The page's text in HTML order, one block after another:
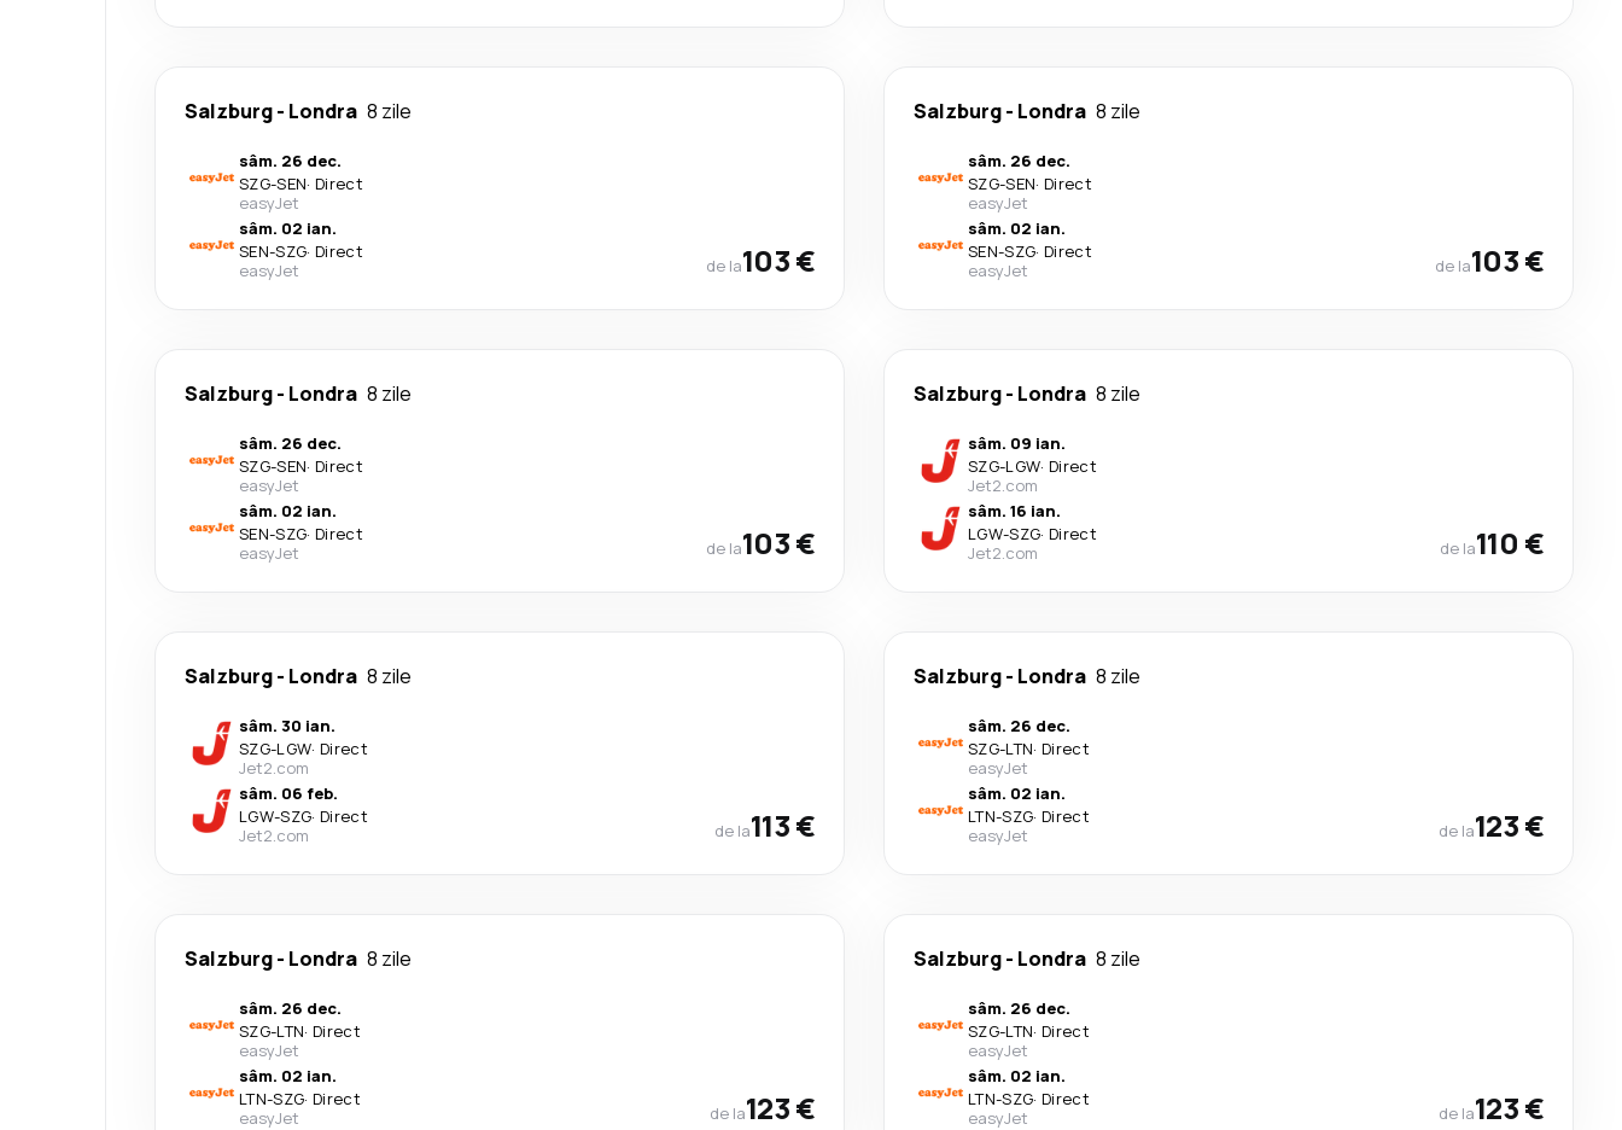
Salzburg- Londra 8 zile
sâm. 26 dec.
SZG-SEN· Direct
easyJet
sâm. 02 ian.
SEN-SZG· Direct
easyJet
de la103 €
Salzburg- Londra 8 zile
sâm. 26 dec.
SZG-SEN· Direct
easyJet
sâm. 02 ian.
SEN-SZG· Direct
easyJet
de la103 €
Salzburg- Londra 8 zile
sâm. 26 dec.
SZG-SEN· Direct
easyJet
sâm. 02 ian.
SEN-SZG· Direct
easyJet
de la103 €
Salzburg- Londra 8 zile
sâm. 09 ian.
SZG-LGW· Direct
Jet2.com
sâm. 16 ian.
LGW-SZG· Direct
Jet2.com
de la110 €
Salzburg- Londra 8 zile
sâm. 30 ian.
SZG-LGW· Direct
Jet2.com
sâm. 06 feb.
LGW-SZG· Direct
Jet2.com
de la113 €
Salzburg- Londra 8 zile
sâm. 26 dec.
SZG-LTN· Direct
easyJet
sâm. 02 ian.
LTN-SZG· Direct
easyJet
de la123 €
Salzburg- Londra 8 zile
sâm. 26 dec.
SZG-LTN· Direct
easyJet
sâm. 02 ian.
LTN-SZG· Direct
easyJet
de la123 €
Salzburg- Londra 8 zile
sâm. 26 dec.
SZG-LTN· Direct
easyJet
sâm. 02 ian.
LTN-SZG· Direct
easyJet
de la123 €